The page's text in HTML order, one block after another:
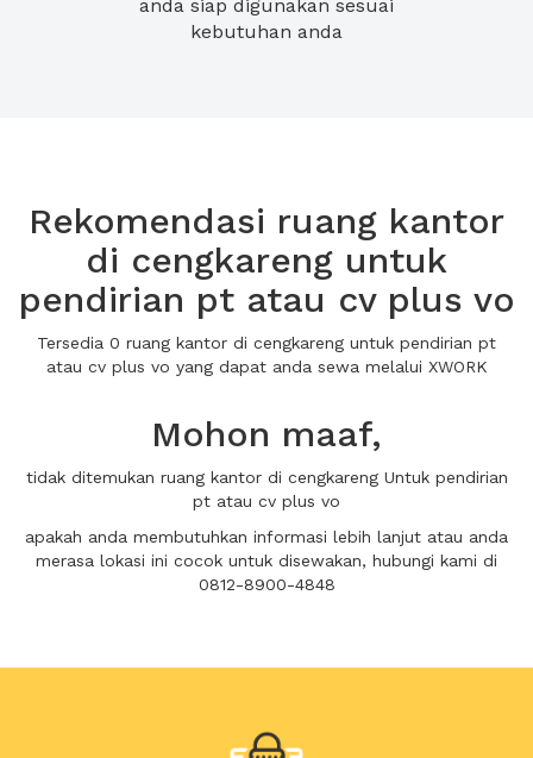
anda siap digunakan sesuai
kebutuhan anda
Rekomendasi ruang kantor
di cengkareng untuk
pendirian pt atau cv plus vo
Tersedia 0 ruang kantor di cengkareng untuk pendirian pt
atau cv plus vo yang dapat anda sewa melalui XWORK
Mohon maaf,
tidak ditemukan ruang kantor di cengkareng Untuk pendirian
pt atau cv plus vo
apakah anda membutuhkan informasi lebih lanjut atau anda
merasa lokasi ini cocok untuk disewakan, hubungi kami di
0812-8900-4848